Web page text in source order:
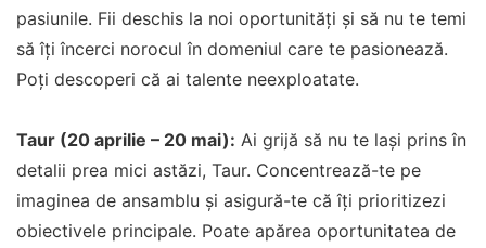
pasiunile. Fii deschis la noi oportunități și să nu te temi
să îți încerci norocul în domeniul care te pasionează.
Poți descoperi că ai talente neexploatate.
Taur (20 aprilie – 20 mai): Ai grijă să nu te lași prins în
detalii prea mici astăzi, Taur. Concentrează-te pe
imaginea de ansamblu și asigură-te că îți prioritizezi
obiectivele principale. Poate apărea oportunitatea de